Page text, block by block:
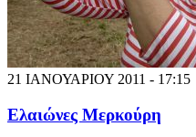
21 ΙΑΝΟΥΑΡΙΟΥ 2011 - 17:15
Ελαιώνες Μερκούρη